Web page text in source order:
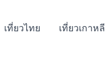
เที่ยวไทย เที่ยวเกาหลี